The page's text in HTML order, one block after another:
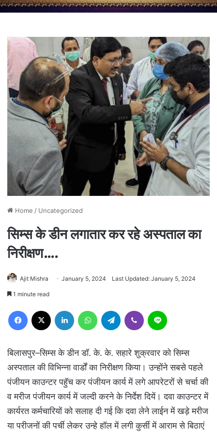
Home / Uncategorized
सिम्स के डीन लगातार कर रहे अस्पताल का
निरीक्षण….
Ajit Mishra January 5, 2024 Last Updated: January 5, 2024
1 minute read
Facebook LinkedIn WhatsAppTelegram Viber
बिलासपुर–सिम्स के डीन डॉ. के. के. सहारे शुक्रवार को सिम्स
अस्पताल की विभिन्ना वार्डों का निरीक्षण किया। उन्होंने सबसे पहले
पंजीयन काउन्टर पहुॅच कर पंजीयन कार्य में लगे आपरेटरों से चर्चा की
व मरीज पंजीयन कार्य में जल्दी करने के निर्देश दियें। दवा काउन्टर में
कार्यरत कर्मचारियों को सलाह दी गई कि दवा लेने लाईन में खड़े मरीज
या परीजनों की पर्ची लेकर उन्हे हॉल में लगी कुर्सी में आराम से बिठाएं